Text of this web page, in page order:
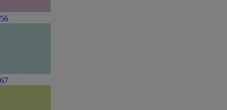
56
67